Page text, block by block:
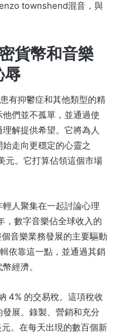
townshend混音，與
貨幣和音樂
辱
有抑鬱症和其他類型的精
們並不孤單，並通過使
解提供希望。 它將為人
走向更穩定的心靈之
。 它打算佔領這個市場
人聚集在一起討論心理
，數字音樂佔全球收入的
音樂業務發展的主要驅動
依靠這一點，並通過其銷
經濟。
4% 的交易稅。 這項稅收
展。 錄製、營銷和充分
。 在每天出現的數百個新